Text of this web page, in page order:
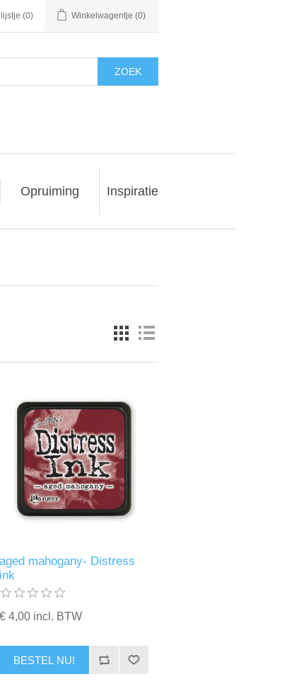
(0) Winkelwagentje (0)
ZOEK
Opruiming Inspiratie
aged mahogany- Distress
ink
€ 4,00 incl. BTW
BESTEL NU!